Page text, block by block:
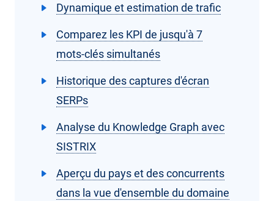
Dynamique et estimation de trafic
Comparez les KPI de jusqu'à 7
mots-clés simultanés
Historique des captures d'écran
SERPs
Analyse du Knowledge Graph avec
SISTRIX
Aperçu du pays et des concurrents
dans la vue d'ensemble du domaine